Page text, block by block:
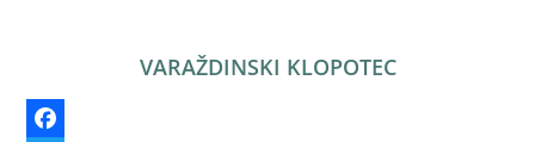
VARAŽDINSKI KLOPOTEC